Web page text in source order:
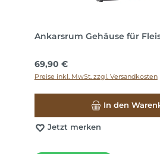
Ankarsrum Gehäuse für
Regulärer Preis:
69,90 €
Preise inkl. MwSt. zzgl. Versandkosten
In den
Jetzt merken